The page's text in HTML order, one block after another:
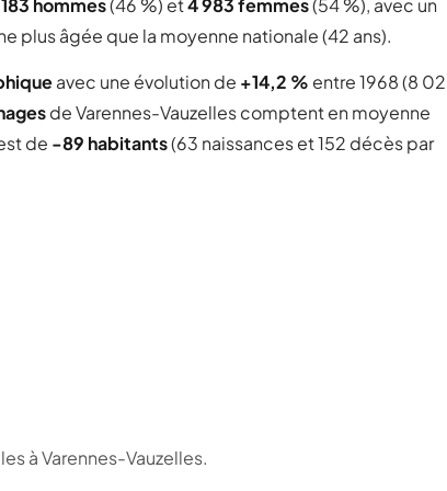
hommes(46 %) et4 983 femmes(54 %), avec un
plus âgée que la moyenne nationale (42 ans).
avec une évolution de +14,2 % entre 1968 (8
de Varennes-Vauzelles comptent en moyenne
de -89 habitants(63 naissances et 152 décès par
à Varennes-Vauzelles.